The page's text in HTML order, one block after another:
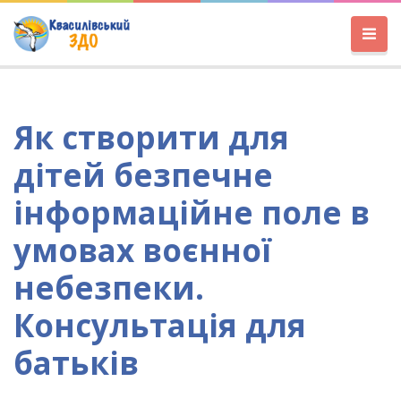
Як створити для
дітей безпечне
інформаційне поле в
умовах воєнної
небезпеки.
Консультація для
батьків